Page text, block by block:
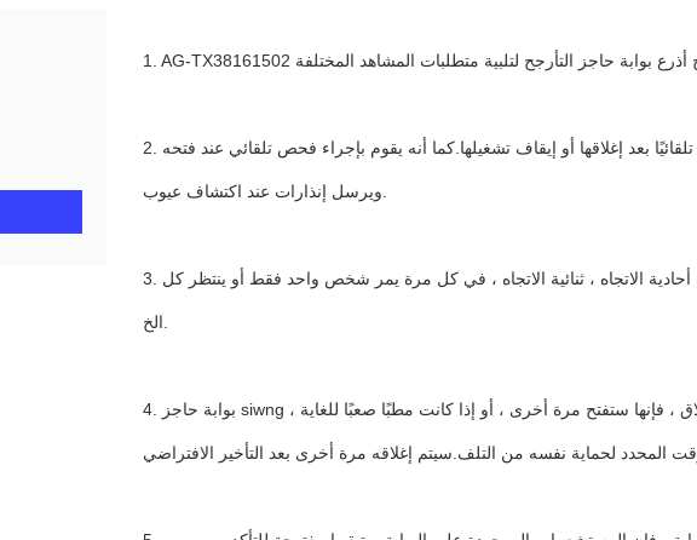
2. البوابة بها فحص تلقائي للخطأ عند تشغيلها ، تعود أذرع البوابة إلى موضعها تلقائيًا بعد إغلاقها أو إيقاف تشغيلها.كما أنه يقوم بإجراء فحص تلقائي عند فتحه
3. إنه يدعم خيارات أوضاع العمل المتعددة ، مثل بطاقات القراءة أحادية الاتجاه ، ثنائية الاتجاه ، في كل مرة يمر شخص واحد فقط أو ينتظر كل persion لتمرير
4. بوابة حاجز siwng لها وظيفة مضادة للتصادم: عندما تصطدم أذرع البوابة بشيء ما أثناء الإغلاق ، فإنها ستفتح مرة أخرى ، أو إذا كانت مطبًا صعبًا للغاية ،